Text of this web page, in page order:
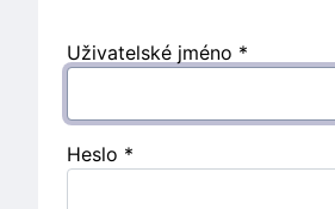
Uživatelské jméno *
Heslo *